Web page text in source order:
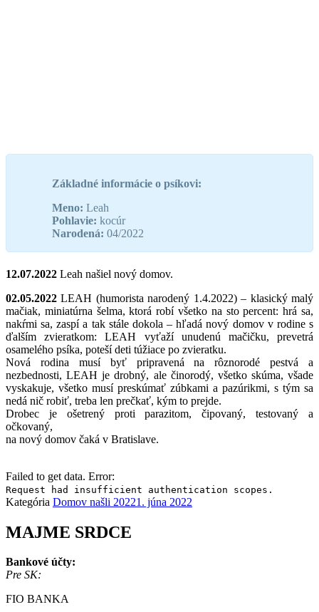
Základné informácie o psíkovi:
Meno: Leah
Pohlavie: kocúr
Narodená: 04/2022
12.07.2022 Leah našiel nový domov.
02.05.2022 LEAH (humorista narodený 1.4.2022) – klasický malý
mačiak, miniatúrna šelma, ktorá robí všetko na sto percent: hrá sa,
nakŕmi sa, zaspí a tak stále dokola – hľadá nový domov v rodine s
ďalším zvieratkom: LEAH vyťaží unudenú mačičku, prevetrá
osamelého psíka, poteší deti túžiace po zvieratku.
Nová rodina musí byť pripravená na rôznorodé pestvá a
nezbednosti, LEAH je drobný, ale činorodý, všetko skúma, všade
vyskakuje, všetko musí preskúmať zúbkami a pazúrikmi, s tým sa
nedá nič robiť, treba len prečkať, kým to prejde.
Drobec je ošetrený proti parazitom, čipovaný, testovaný a
očkovaný,
na nový domov čaká v Bratislave.
Failed to get data. Error:
Request had insufficient authentication scopes.
Kategória Domov našli 20221. júna 2022
MAJME SRDCE
Bankové účty:
Pre SK:
FIO BANKA